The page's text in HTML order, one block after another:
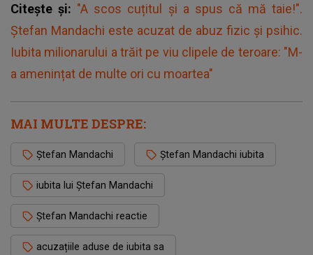
Citește și: "A scos cuțitul și a spus că mă taie!".
Ștefan Mandachi este acuzat de abuz fizic și psihic.
Iubita milionarului a trăit pe viu clipele de teroare: "M-
a amenințat de multe ori cu moartea"
MAI MULTE DESPRE:
Ștefan Mandachi Ștefan Mandachi iubita
iubita lui Ștefan Mandachi
Ștefan Mandachi reactie
acuzațiile aduse de iubita sa